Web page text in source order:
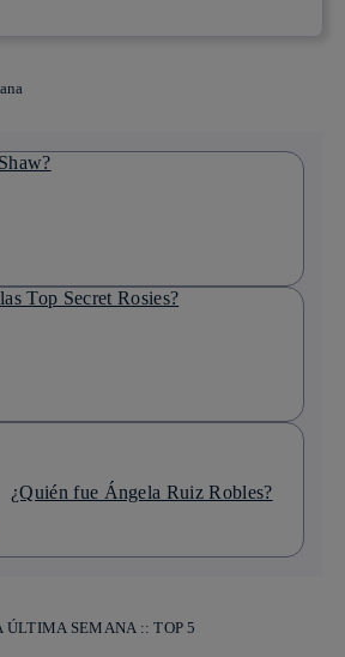
Top Secret Rosies?
¿Quién fue Ángela Ruiz Robles?
SEMANA :: TOP 5